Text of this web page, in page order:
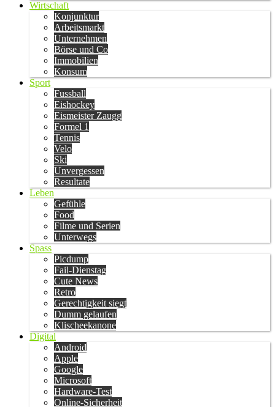
Wirtschaft
Konjunktur
Arbeitsmarkt
Unternehmen
Börse und Co
Immobilien
Konsum
Sport
Fussball
Eishockey
Eismeister Zaugg
Formel 1
Tennis
Velo
Ski
Unvergessen
Resultate
Leben
Gefühle
Food
Filme und Serien
Unterwegs
Spass
Picdump
Fail-Dienstag
Cute News
Retro
Gerechtigkeit siegt
Dumm gelaufen
Klischeekanone
Digital
Android
Apple
Google
Microsoft
Hardware-Test
Online-Sicherheit